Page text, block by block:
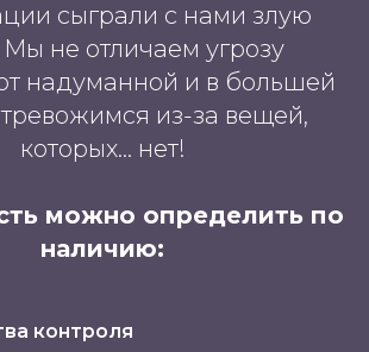
сыграли с нами злую
Мы не отличаем угрозу
надуманной и в большей
из-за вещей,
которых… нет!
можно определить по
наличию:
контроля